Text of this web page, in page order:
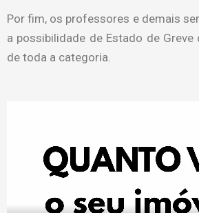
Por fim, os professores e demais
a possibilidade de Estado de
de toda a categoria.